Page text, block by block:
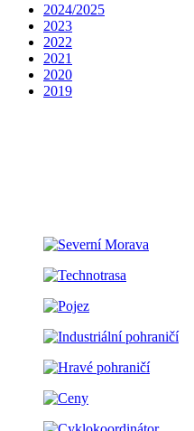
2024/2025
2023
2022
2021
2020
2019